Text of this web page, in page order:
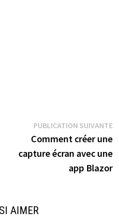
précédente :
PUBLICATION SUIVANTE
Comment créer une
capture écran avec une
app Blazor
AIMER